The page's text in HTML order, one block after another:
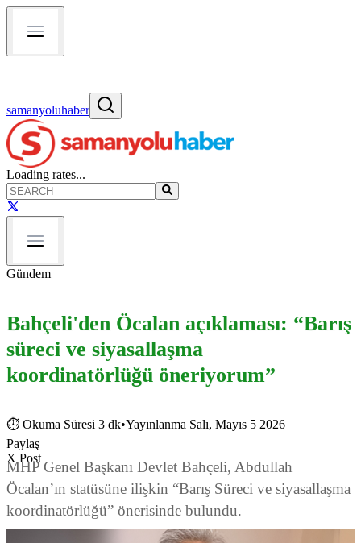
samanyoluhaber
Loading rates...
Gündem
Bahçeli'den Öcalan açıklaması: “Barış
süreci ve siyasallaşma
koordinatörlüğü öneriyorum”
⏱ Okuma Süresi 3 dk•Yayınlanma Salı, Mayıs 5 2026
Paylaş
X Post
MHP Genel Başkanı Devlet Bahçeli, Abdullah
Öcalan’ın statüsüne ilişkin “Barış Süreci ve siyasallaşma
koordinatörlüğü” önerisinde bulundu.